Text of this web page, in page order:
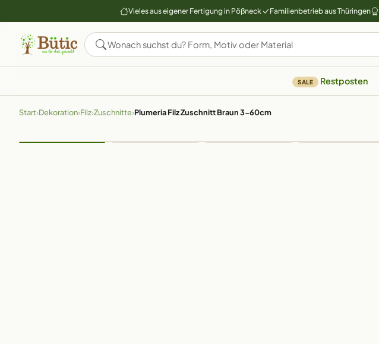
Vieles aus eigener Fertigung in Pößneck Familienbetrieb aus Thüringen
SALE Restposten
Start›Dekoration›Filz›Zuschnitte›Plumeria Filz Zuschnitt Braun 3-60cm